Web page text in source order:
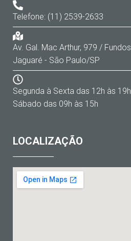
Telefone: (11) 2539-2633
Av. Gal. Mac Arthur, 979 / Fundos
Jaguaré - São Paulo/SP
Segunda à Sexta das 12h às 19h
Sábado das 09h às 15h
LOCALIZAÇÃO